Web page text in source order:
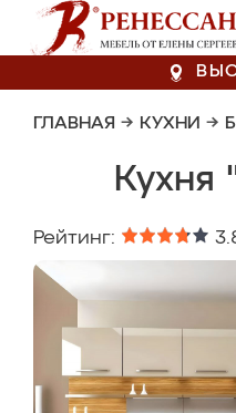
ГЛАВНАЯ → КУХНИ →
Кухня
Рейтинг: